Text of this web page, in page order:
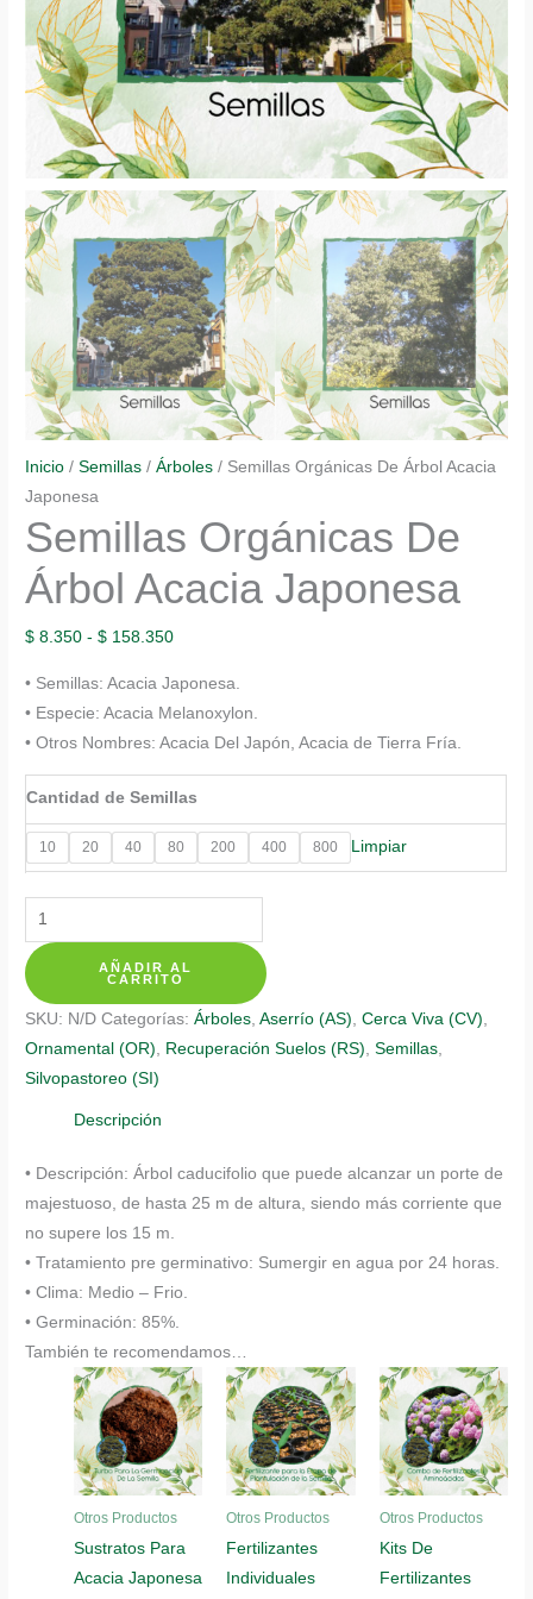
Inicio /Semillas /Árboles / Semillas Orgánicas De Árbol Acacia
Japonesa
Semillas Orgánicas De
Árbol Acacia Japonesa
$ 8.350 - $ 158.350Rango
precios:
• Semillas: Acacia Japonesa.
• Especie: Acacia Melanoxylon.
• Otros Nombres: Acacia Del Japón, Acacia de Tierra Fría.
Cantidad de Semillas
10 20 40 80 200 400 800 Limpiar
Semillas
Orgánicas
De
Árbol
Acacia
Japonesa
cantidad
AÑADIR AL
CARRITO
SKU: N/D Categorías:Árboles ,Aserrío (AS) ,Cerca Viva (CV)
Ornamental (OR)
Recuperación Suelos (RS) ,Semillas
Silvopastoreo (SI)
Descripción
• Descripción: Árbol caducifolio que puede alcanzar un porte de
majestuoso, de hasta 25 m de altura, siendo más corriente que
no supere los 15 m.
• Tratamiento pre germinativo: Sumergir en agua por 24 horas.
• Clima: Medio – Frio.
• Germinación: 85%.
También te recomendamos…
Otros Productos
Sustratos Para
Acacia Japonesa
Otros Productos
Fertilizantes
Individuales
Otros Productos
Kits De
Fertilizantes